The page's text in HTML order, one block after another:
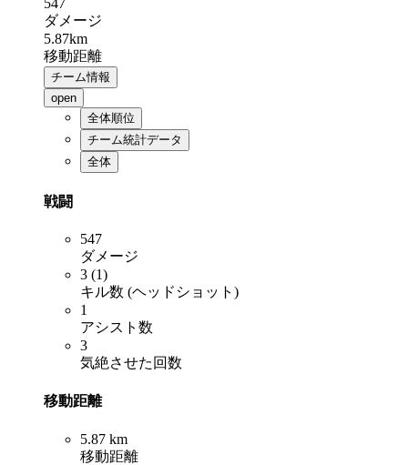
547
ダメージ
5.87km
移動距離
チーム情報
open
全体順位
チーム統計データ
全体
戦闘
547
ダメージ
3 (1)
キル数 (ヘッドショット)
1
アシスト数
3
気絶させた回数
移動距離
5.87 km
移動距離